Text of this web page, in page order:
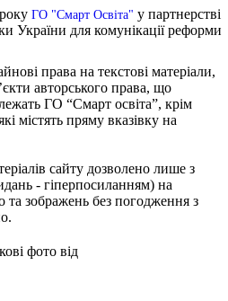
ГО "Смарт Освіта" у партнерстві
України для комунікації реформи
права на текстові матеріали,
авторського права, що
ГО “Смарт освіта”, крім
містять пряму вказівку на
сайту дозволено лише з
- гіперпосиланням) на
зображень без погодження з
фото від